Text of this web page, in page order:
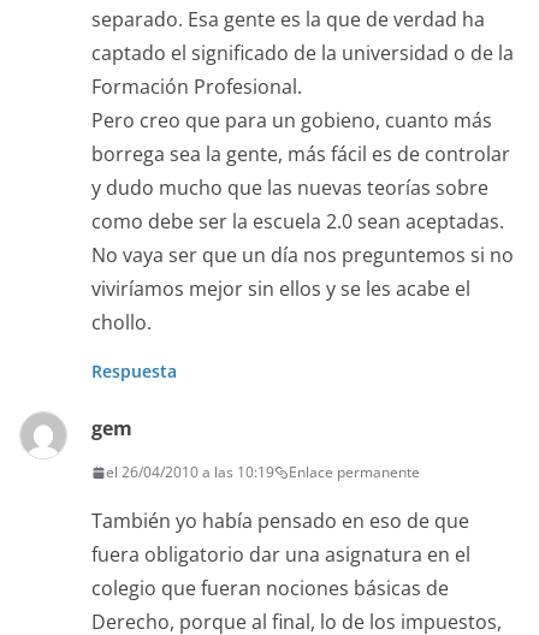
separado. Esa gente es la que de verdad ha
captado el significado de la universidad o de la
Formación Profesional.
Pero creo que para un gobieno, cuanto más
borrega sea la gente, más fácil es de controlar
y dudo mucho que las nuevas teorías sobre
como debe ser la escuela 2.0 sean aceptadas.
No vaya ser que un día nos preguntemos si no
viviríamos mejor sin ellos y se les acabe el
chollo.
Respuesta
gem
el 26/04/2010 a las 10:19 Enlace permanente
También yo había pensado en eso de que
fuera obligatorio dar una asignatura en el
colegio que fueran nociones básicas de
Derecho, porque al final, lo de los impuestos,